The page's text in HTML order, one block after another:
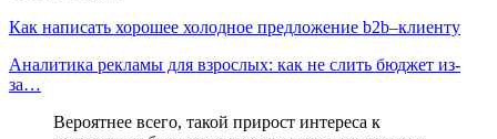
Как написать хорошее холодное предложение b2b–клиенту
Аналитика рекламы для взрослых: как не слить бюджет из-
за…
Вероятнее всего, такой прирост интереса к